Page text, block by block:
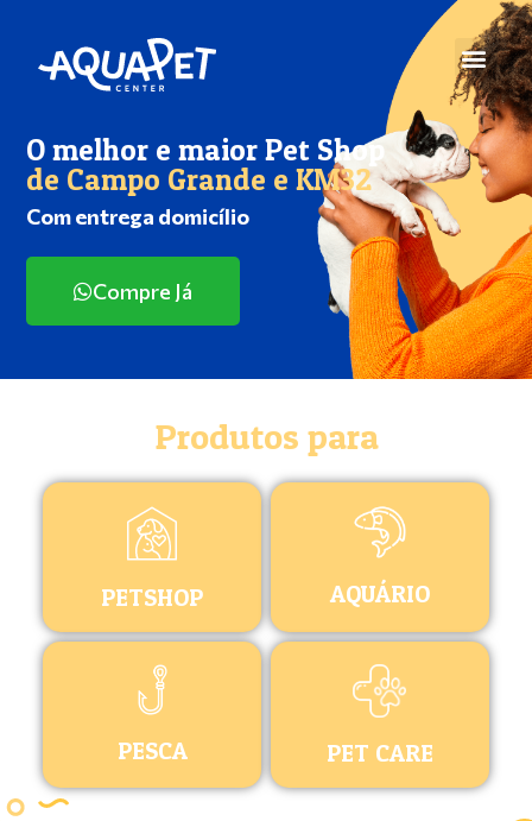
O melhor e maior Pet Shop
de Campo Grande e KM32
Com entrega domicílio
Compre Já
Produtos para
PETSHOP AQUÁRIO
PESCA PET CARE